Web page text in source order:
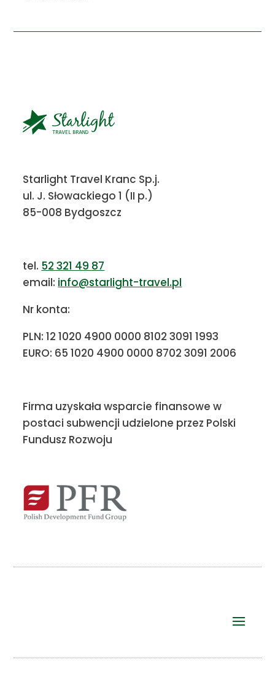
Starlight Travel Kranc Sp.j.
ul. J. Słowackiego 1 (II p.)
85-008 Bydgoszcz
tel. 52 321 49 87
email: info@starlight-travel.pl
Nr konta:
PLN: 12 1020 4900 0000 8102 3091 1993
EURO: 65 1020 4900 0000 8702 3091 2006
Firma uzyskała wsparcie finansowe w
postaci subwencji udzielone przez Polski
Fundusz Rozwoju